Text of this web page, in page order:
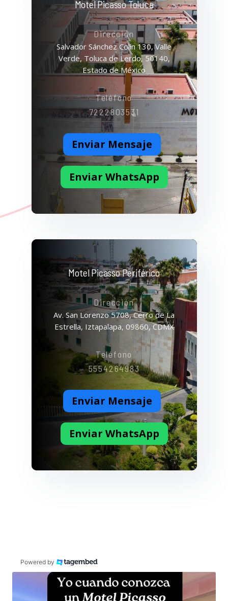
Motel Picasso Toluca
Dirección
Salvador Sánchez Colín 130, Valle
Verde, Toluca de Lerdo, 50140,
Estado de México
Teléfono
7222803531
Enviar Mensaje
Enviar WhatsApp
Motel Picasso Periférico
Dirección
Av. San Lorenzo 5708, Cerro de La
Estrella, Iztapalapa, 09860, CDMX
Teléfono
5554264983
Enviar Mensaje
Enviar WhatsApp